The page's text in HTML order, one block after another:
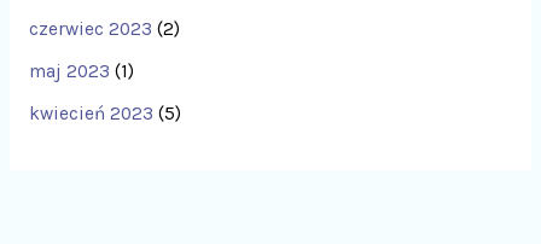
czerwiec 2023 (2)
maj 2023 (1)
kwiecień 2023 (5)